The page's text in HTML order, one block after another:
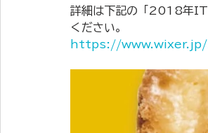
詳細は下記の「2018年IT
ください。
https://